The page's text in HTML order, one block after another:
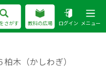
さがす 教科の広場 ログイン メニュー
木（かしわぎ）